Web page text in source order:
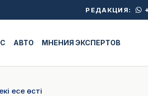
РЕДАКЦИЯ:
АВТО МНЕНИЯ ЭКСПЕРТОВ
есе өсті